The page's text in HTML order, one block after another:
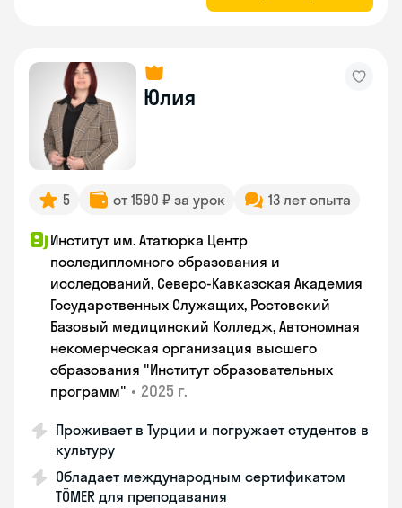
Юлия
5 от 1590 ₽ за урок 13 лет опыта
Институт им. Ататюрка Центр
последипломного образования и
исследований, Северо-Кавказская Академия
Государственных Служащих, Ростовский
Базовый медицинский Колледж, Автономная
некомерческая организация высшего
образования "Институт образовательных
программ" • 2025 г.
Проживает в Турции и погружает студентов в
культуру
Обладает международным сертификатом
TÖMER для преподавания